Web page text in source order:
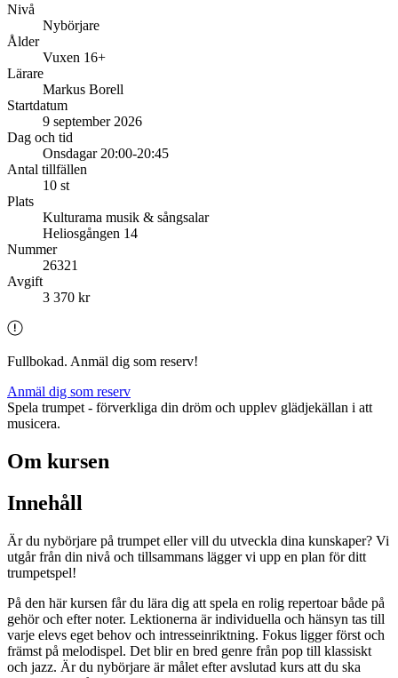
Nivå
Nybörjare
Ålder
Vuxen 16+
Lärare
Markus Borell
Startdatum
9 september 2026
Dag och tid
Onsdagar 20:00-20:45
Antal tillfällen
10 st
Plats
Kulturama musik & sångsalar
Heliosgången 14
Nummer
26321
Avgift
3 370 kr
Fullbokad. Anmäl dig som reserv!
Anmäl dig som reserv
Spela trumpet - förverkliga din dröm och upplev glädjekällan i att
musicera.
Om kursen
Innehåll
Är du nybörjare på trumpet eller vill du utveckla dina kunskaper? Vi
utgår från din nivå och tillsammans lägger vi upp en plan för ditt
trumpetspel!
På den här kursen får du lära dig att spela en rolig repertoar både på
gehör och efter noter. Lektionerna är individuella och hänsyn tas till
varje elevs eget behov och intresseinriktning. Fokus ligger först och
främst på melodispel. Det blir en bred genre från pop till klassiskt
och jazz. Är du nybörjare är målet efter avslutad kurs att du ska